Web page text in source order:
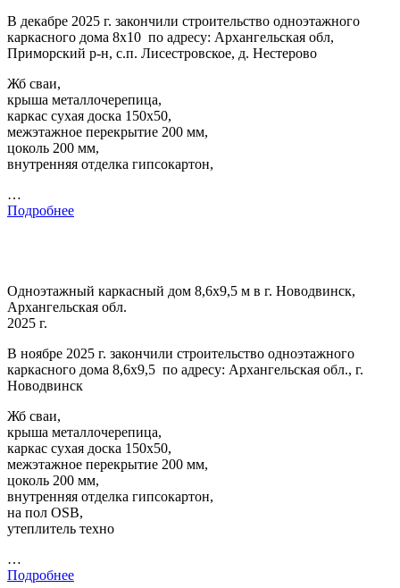
В декабре 2025 г. закончили строительство одноэтажного
каркасного дома 8х10 по адресу: Архангельская обл,
Приморский р-н, с.п. Лисестровское, д. Нестерово
Жб сваи,
крыша металлочерепица,
каркас сухая доска 150х50,
межэтажное перекрытие 200 мм,
цоколь 200 мм,
внутренняя отделка гипсокартон,
…
Подробнее
Одноэтажный каркасный дом 8,6х9,5 м в г. Новодвинск,
Архангельская обл.
2025 г.
В ноябре 2025 г. закончили строительство одноэтажного
каркасного дома 8,6х9,5 по адресу: Архангельская обл., г.
Новодвинск
Жб сваи,
крыша металлочерепица,
каркас сухая доска 150х50,
межэтажное перекрытие 200 мм,
цоколь 200 мм,
внутренняя отделка гипсокартон,
на пол OSB,
утеплитель техно
…
Подробнее